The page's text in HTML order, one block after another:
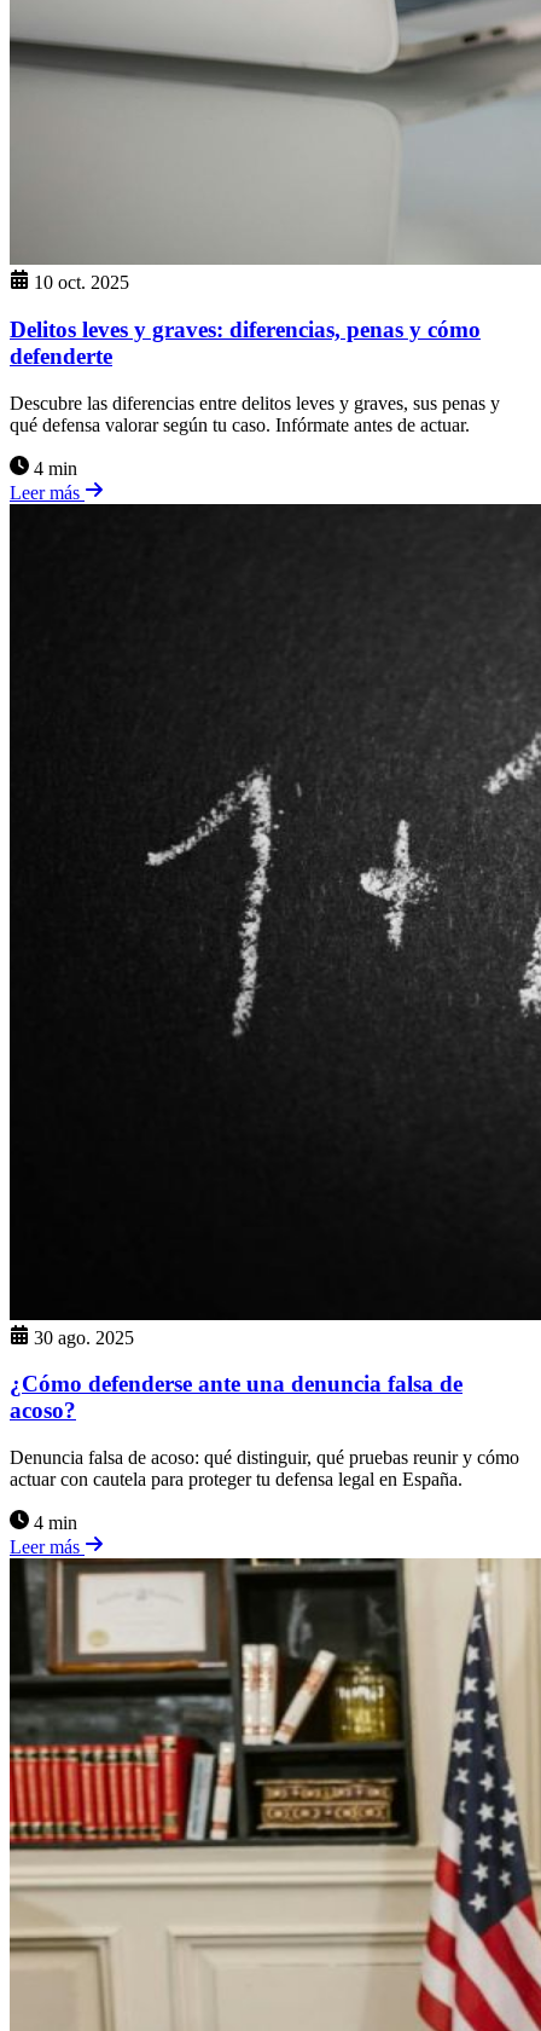
10 oct. 2025
Delitos leves y graves: diferencias, penas y cómo
defenderte
Descubre las diferencias entre delitos leves y graves, sus penas y
qué defensa valorar según tu caso. Infórmate antes de actuar.
4 min
Leer más
30 ago. 2025
¿Cómo defenderse ante una denuncia falsa de
acoso?
Denuncia falsa de acoso: qué distinguir, qué pruebas reunir y cómo
actuar con cautela para proteger tu defensa legal en España.
4 min
Leer más